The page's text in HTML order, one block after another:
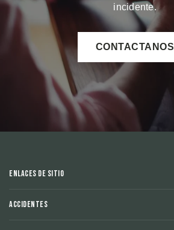
incidente.
CONTACTANOS
Enlaces de sitio
Accidentes